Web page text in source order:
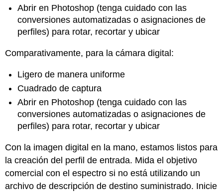
Abrir en Photoshop (tenga cuidado con las
conversiones automatizadas o asignaciones de
perfiles) para rotar, recortar y ubicar
Comparativamente, para la cámara digital:
Ligero de manera uniforme
Cuadrado de captura
Abrir en Photoshop (tenga cuidado con las
conversiones automatizadas o asignaciones de
perfiles) para rotar, recortar y ubicar
Con la imagen digital en la mano, estamos listos para
la creación del perfil de entrada. Mida el objetivo
comercial con el espectro si no está utilizando un
archivo de descripción de destino suministrado. Inicie